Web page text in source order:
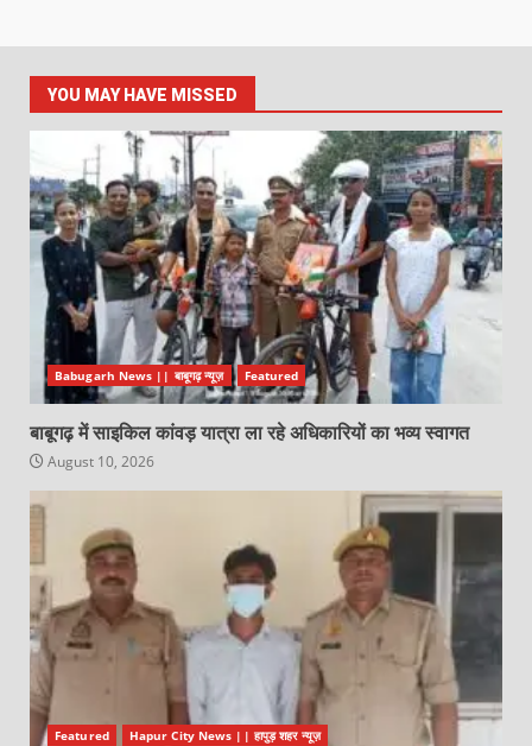
YOU MAY HAVE MISSED
Babugarh News || बाबूगढ़ न्यूज़ Featured
बाबूगढ़ में साइकिल कांवड़ यात्रा ला रहे अधिकारियों का भव्य स्वागत
August 10, 2026
Featured Hapur City News || हापुड़ शहर न्यूज़